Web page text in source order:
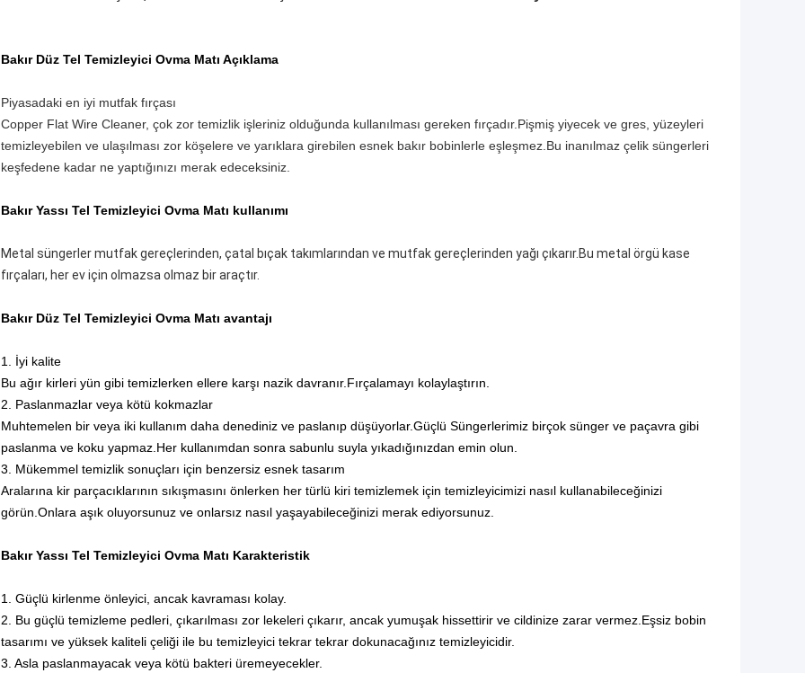
Bakır Düz Tel Temizleyici Ovma Matı Açıklama
Piyasadaki en iyi mutfak fırçası
Copper Flat Wire Cleaner, çok zor temizlik işleriniz olduğunda kullanılması gereken fırçadır.Pişmiş yiyecek ve gres, yüzeyleri
temizleyebilen ve ulaşılması zor köşelere ve yarıklara girebilen esnek bakır bobinlerle eşleşmez.Bu inanılmaz çelik süngerleri
keşfedene kadar ne yaptığınızı merak edeceksiniz.
Bakır Yassı Tel Temizleyici Ovma Matı kullanımı
Metal süngerler mutfak gereçlerinden, çatal bıçak takımlarından ve mutfak gereçlerinden yağı çıkarır.Bu metal örgü kase
fırçaları, her ev için olmazsa olmaz bir araçtır.
Bakır Düz Tel Temizleyici Ovma Matı avantajı
1. İyi kalite
Bu ağır kirleri yün gibi temizlerken ellere karşı nazik davranır.Fırçalamayı kolaylaştırın.
2. Paslanmazlar veya kötü kokmazlar
Muhtemelen bir veya iki kullanım daha denediniz ve paslanıp düşüyorlar.Güçlü Süngerlerimiz birçok sünger ve paçavra gibi
paslanma ve koku yapmaz.Her kullanımdan sonra sabunlu suyla yıkadığınızdan emin olun.
3. Mükemmel temizlik sonuçları için benzersiz esnek tasarım
Aralarına kir parçacıklarının sıkışmasını önlerken her türlü kiri temizlemek için temizleyicimizi nasıl kullanabileceğinizi
görün.Onlara aşık oluyorsunuz ve onlarsız nasıl yaşayabileceğinizi merak ediyorsunuz.
Bakır Yassı Tel Temizleyici Ovma Matı Karakteristik
1. Güçlü kirlenme önleyici, ancak kavraması kolay.
2. Bu güçlü temizleme pedleri, çıkarılması zor lekeleri çıkarır, ancak yumuşak hissettirir ve cildinize zarar vermez.Eşsiz bobin
tasarımı ve yüksek kaliteli çeliği ile bu temizleyici tekrar tekrar dokunacağınız temizleyicidir.
3. Asla paslanmayacak veya kötü bakteri üremeyecekler.